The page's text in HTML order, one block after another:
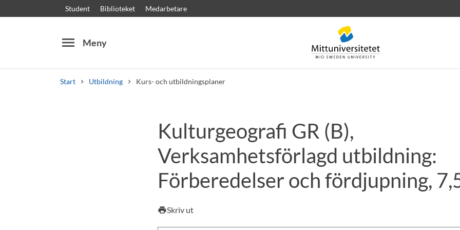
Student Biblioteket Medarbetare
menu Meny
Start Utbildning Kurs- och utbildningsplaner
Kursplaner VälkomstbrevPersonal Lediga jobb
Kulturgeografi GR (B),
Verksamhetsförlagd utbildning:
Förberedelser och fördjupning,
printSkriv ut